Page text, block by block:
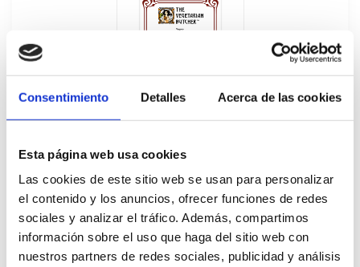
Consentimiento Detalles Acerca de las cookies
Esta página web usa cookies
Las cookies de este sitio web se usan para personalizar
el contenido y los anuncios, ofrecer funciones de redes
sociales y analizar el tráfico. Además, compartimos
información sobre el uso que haga del sitio web con
nuestros partners de redes sociales, publicidad y análisis
Chunks Veganos NoPollo The Vegetarian
Butcher 6Ux160GR